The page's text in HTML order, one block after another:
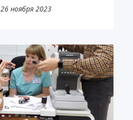
26 ноября 2023